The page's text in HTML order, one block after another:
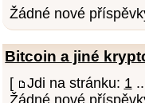
Žádné nové
Bitcoin a jiné
[ Jdi na stránku: 1